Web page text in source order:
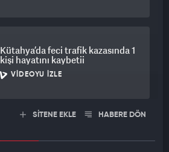
Kütahya’da feci trafik kazasında 1
kişi hayatını kaybetii
VIDEOYU İZLE
SİTENE EKLE HABERE DÖN